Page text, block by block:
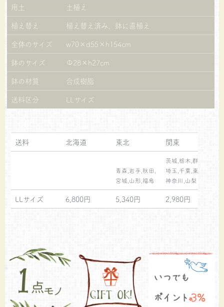
用土
土植え
植え替え
植え替え済み、鉢に直植え
全体のサイズ
w70×d55×h154cm
鉢のサイズ
Φ28×h27cm
鉢の材質
合成樹脂
送料区分
LLサイズ
送料 北海道 東北 関東
青森,岩手,秋田,
宮城,山形,福島
茨城,栃木,群馬,
埼玉,千葉,東京,
神奈川,山梨
LLサイズ 6,800円 5,340円 2,980円